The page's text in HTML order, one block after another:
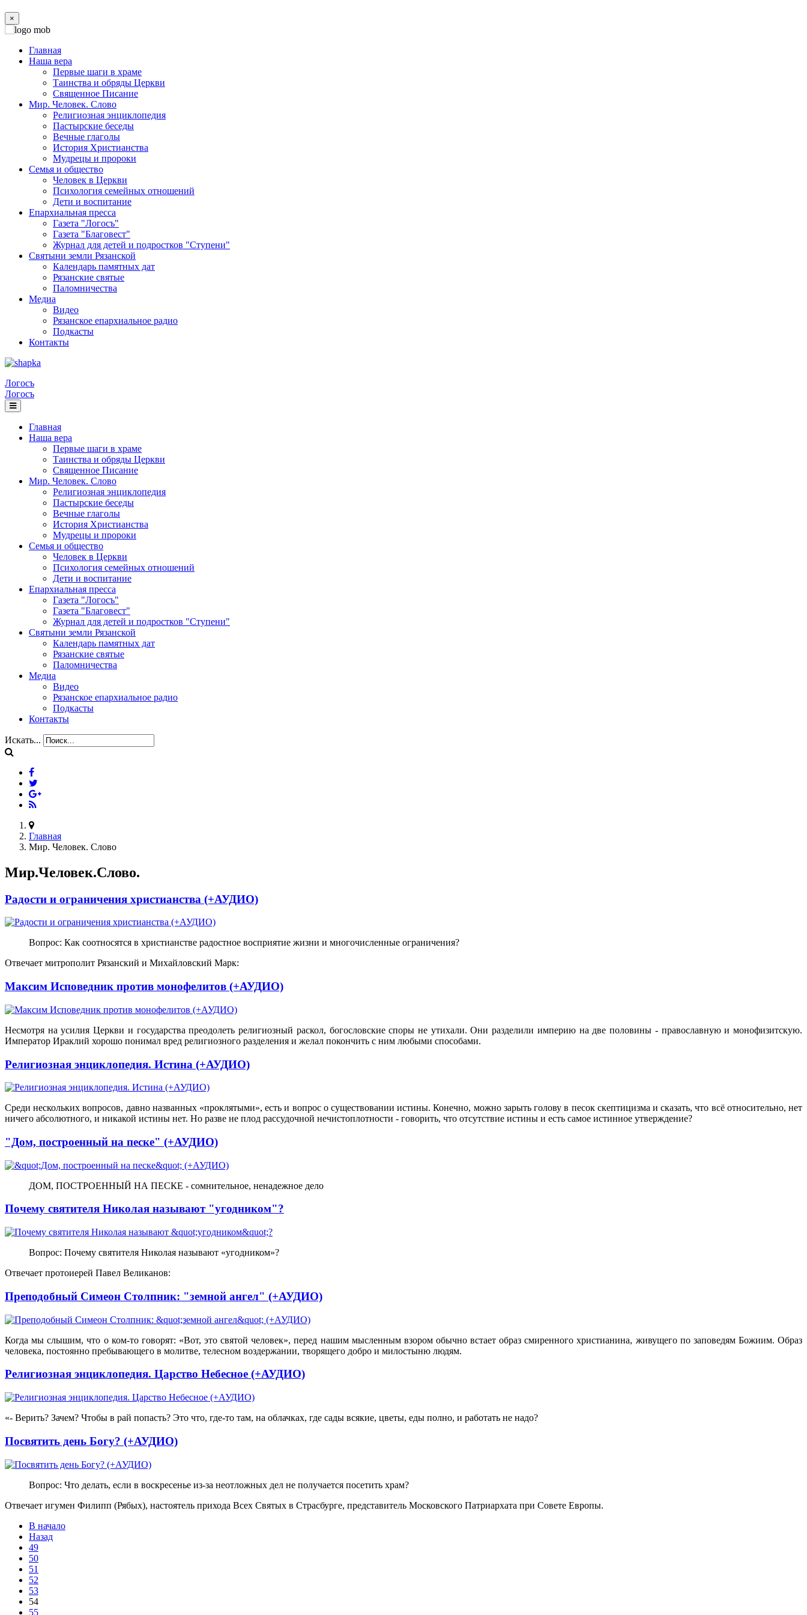
×
Главная
Наша вера
Первые шаги в храме
Таинства и обряды Церкви
Священное Писание
Мир. Человек. Слово
Религиозная энциклопедия
Пастырские беседы
Вечные глаголы
История Христианства
Мудрецы и пророки
Семья и общество
Человек в Церкви
Психология семейных отношений
Дети и воспитание
Епархиальная пресса
Газета "Логосъ"
Газета "Благовест"
Журнал для детей и подростков "Ступени"
Святыни земли Рязанской
Календарь памятных дат
Рязанские святые
Паломничества
Медиа
Видео
Рязанское епархиальное радио
Подкасты
Контакты
Логосъ
Логосъ
Главная
Наша вера
Первые шаги в храме
Таинства и обряды Церкви
Священное Писание
Мир. Человек. Слово
Религиозная энциклопедия
Пастырские беседы
Вечные глаголы
История Христианства
Мудрецы и пророки
Семья и общество
Человек в Церкви
Психология семейных отношений
Дети и воспитание
Епархиальная пресса
Газета "Логосъ"
Газета "Благовест"
Журнал для детей и подростков "Ступени"
Святыни земли Рязанской
Календарь памятных дат
Рязанские святые
Паломничества
Медиа
Видео
Рязанское епархиальное радио
Подкасты
Контакты
Искать...
Главная
Мир. Человек. Слово
Мир.Человек.Слово.
Радости и ограничения христианства (+АУДИО)
Вопрос: Как соотносятся в христианстве радостное восприятие жизни и многочисленные ограничения?
Отвечает митрополит Рязанский и Михайловский Марк:
Максим Исповедник против монофелитов (+АУДИО)
Несмотря на усилия Церкви и государства преодолеть религиозный раскол, богословские споры не утихали. Они разделили империю на две половины - православную и монофизитскую.
Император Ираклий хорошо понимал вред религиозного разделения и желал покончить с ним любыми способами.
Религиозная энциклопедия. Истина (+АУДИО)
Среди нескольких вопросов, давно названных «проклятыми», есть и вопрос о существовании истины. Конечно, можно зарыть голову в песок скептицизма и сказать, что всё относительно, нет
ничего абсолютного, и никакой истины нет. Но разве не плод рассудочной нечистоплотности - говорить, что отсутствие истины и есть самое истинное утверждение?
"Дом, построенный на песке" (+АУДИО)
ДОМ, ПОСТРОЕННЫЙ НА ПЕСКЕ - сомнительное, ненадежное дело
Почему святителя Николая называют "угодником"?
Вопрос: Почему святителя Николая называют «угодником»?
Отвечает протоиерей Павел Великанов:
Преподобный Симеон Столпник: "земной ангел" (+АУДИО)
Когда мы слышим, что о ком-то говорят: «Вот, это святой человек», перед нашим мысленным взором обычно встает образ смиренного христианина, живущего по заповедям Божиим. Образ
человека, постоянно пребывающего в молитве, телесном воздержании, творящего добро и милостыню людям.
Религиозная энциклопедия. Царство Небесное (+АУДИО)
«- Верить? Зачем? Чтобы в рай попасть? Это что, где-то там, на облачках, где сады всякие, цветы, еды полно, и работать не надо?
Посвятить день Богу? (+АУДИО)
Вопрос: Что делать, если в воскресенье из-за неотложных дел не получается посетить храм?
Отвечает игумен Филипп (Рябых), настоятель прихода Всех Святых в Страсбурге, представитель Московского Патриархата при Совете Европы.
В начало
Назад
49
50
51
52
53
54
55